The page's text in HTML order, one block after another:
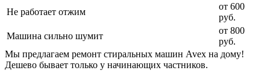
Не работает отжим
от 600
руб.
Машина сильно шумит
от 800
руб.
Мы предлагаем ремонт стиральных машин Avex на дому!
Дешево бывает только у начинающих частников.